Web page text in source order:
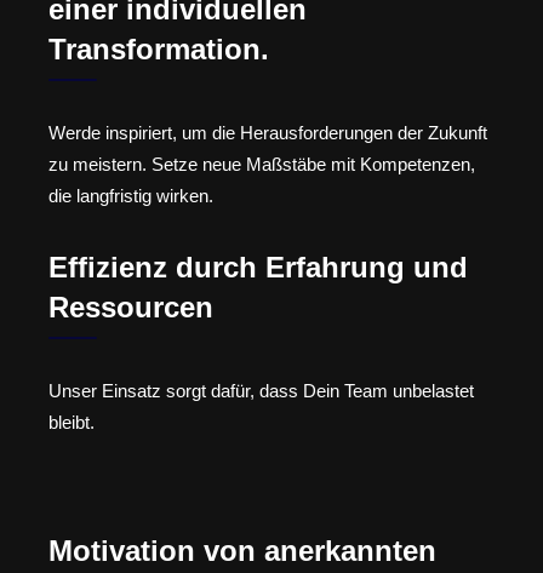
einer individuellen
Transformation.
Werde inspiriert, um die Herausforderungen der Zukunft
zu meistern. Setze neue Maßstäbe mit Kompetenzen,
die langfristig wirken.
Effizienz durch Erfahrung und
Ressourcen
Unser Einsatz sorgt dafür, dass Dein Team unbelastet
bleibt.
Motivation von anerkannten